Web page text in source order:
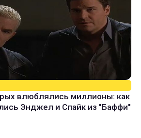
влюблялись миллионы: как
Энджел и Спайк из "Баффи"